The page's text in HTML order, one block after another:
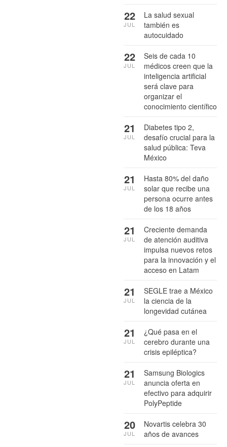
La salud sexual
también es
autocuidado
22
JUL
Seis de cada 10
médicos creen que la
inteligencia artificial
será clave para
organizar el
conocimiento científico
22
JUL
Diabetes tipo 2,
desafío crucial para la
salud pública: Teva
México
21
JUL
Hasta 80% del daño
solar que recibe una
persona ocurre antes
de los 18 años
21
JUL
Creciente demanda
de atención auditiva
impulsa nuevos retos
para la innovación y el
acceso en Latam
21
JUL
SEGLE trae a México
la ciencia de la
longevidad cutánea
21
JUL
¿Qué pasa en el
cerebro durante una
crisis epiléptica?
21
JUL
Samsung Biologics
anuncia oferta en
efectivo para adquirir
PolyPeptide
21
JUL
Novartis celebra 30
años de avances
20
JUL